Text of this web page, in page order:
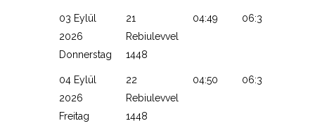
03 Eylül
2026
Donnerstag
21
Rebiulevvel
1448
04:49 06:32
04 Eylül
2026
Freitag
22
Rebiulevvel
1448
04:50 06:33